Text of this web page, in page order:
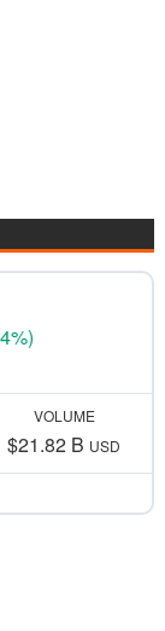
VOLUME
$21.82 B USD